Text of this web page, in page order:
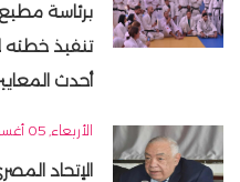
برئاسة
تنفيذ
أحدث
الأربعاء, 05 أغسطس 2026 - 10:06 ص
الإتحاد